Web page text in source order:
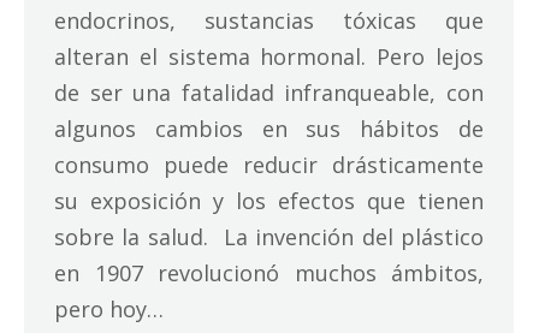
endocrinos, sustancias tóxicas que
alteran el sistema hormonal. Pero lejos
de ser una fatalidad infranqueable, con
algunos cambios en sus hábitos de
consumo puede reducir drásticamente
su exposición y los efectos que tienen
sobre la salud. La invención del plástico
en 1907 revolucionó muchos ámbitos,
pero hoy…